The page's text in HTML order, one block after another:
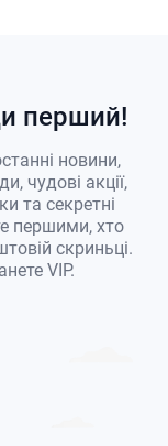
перший!
новини,
чудові акції,
та секретні
першими, хто
скриньці.
VIP.